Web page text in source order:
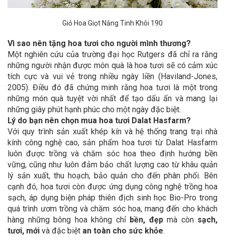
Giỏ Hoa Giọt Nắng Tinh Khôi 190
Vì sao nên tặng hoa tươi cho người mình thương?
Một nghiên cứu của trường đại học Rutgers đã chỉ ra rằng
những người nhận được món quà là hoa tươi sẽ có cảm xúc
tích cực và vui vẻ trong nhiều ngày liền (Haviland-Jones,
2005). Điều đó đã chứng minh rằng hoa tươi là một trong
những món quà tuyệt vời nhất để tạo dấu ấn và mang lại
những giây phút hạnh phúc cho một ngày đặc biệt.
Lý do bạn nên chọn mua hoa tươi Dalat Hasfarm?
Với quy trình sản xuất khép kín và hệ thống trang trại nhà
kính công nghệ cao, sản phẩm hoa tươi từ Dalat Hasfarm
luôn được trồng và chăm sóc hoa theo định hướng bền
vững, cũng như luôn đảm bảo chất lượng cao từ khâu quản
lý sản xuất, thu hoạch, bảo quản cho đến phân phối. Bên
cạnh đó, hoa tươi còn được ứng dụng công nghệ trồng hoa
sạch, áp dụng biện pháp thiên địch sinh học Bio-Pro trong
quá trình ươm trồng và chăm sóc hoa, mang đến cho khách
hàng những bông hoa không chỉ bền, đẹpmà còn sạch,
tươi, mới và đặc biệt an toàn cho sức khỏe.